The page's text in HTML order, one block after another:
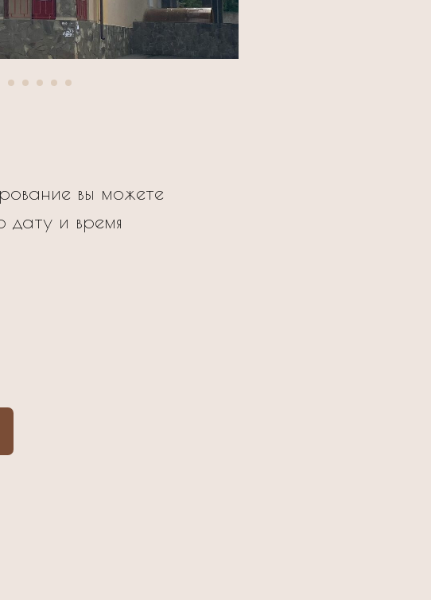
вы можете
дату и время